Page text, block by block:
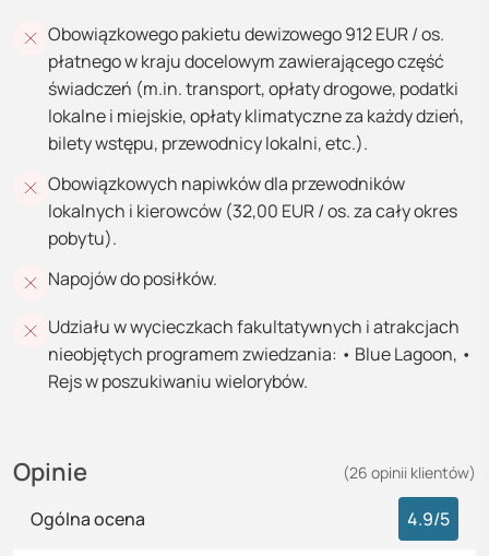
Obowiązkowego pakietu dewizowego 912 EUR / os.
płatnego w kraju docelowym zawierającego część
świadczeń (m.in. transport, opłaty drogowe, podatki
lokalne i miejskie, opłaty klimatyczne za każdy dzień,
bilety wstępu, przewodnicy lokalni, etc.).
Obowiązkowych napiwków dla przewodników
lokalnych i kierowców (32,00 EUR / os. za cały okres
pobytu).
Napojów do posiłków.
Udziału w wycieczkach fakultatywnych i atrakcjach
nieobjętych programem zwiedzania: • Blue Lagoon, •
Rejs w poszukiwaniu wielorybów.
Opinie (26 opinii klientów)
Ogólna ocena 4.9/5